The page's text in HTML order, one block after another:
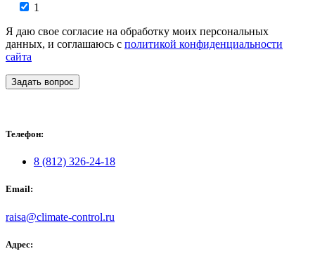
1
Я даю свое согласие на обработку моих персональных
данных, и соглашаюсь с политикой конфиденциальности
сайта
Задать вопрос
Телефон:
8 (812) 326-24-18
Email:
raisa@climate-control.ru
Адрес: